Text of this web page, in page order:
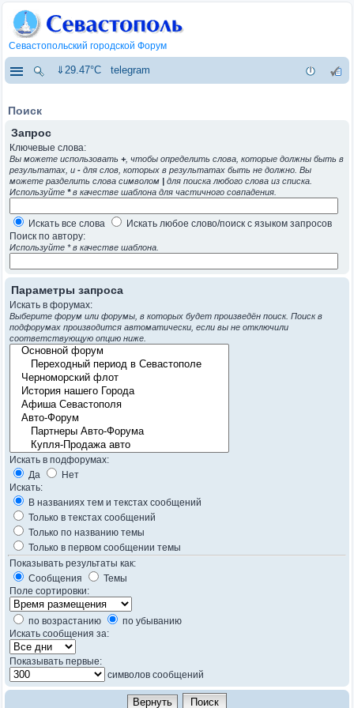
Севастопольский городской Форум
⇓29.47°C telegram
Поиск
Запрос
Ключевые слова:
Вы можете использовать +, чтобы определить слова, которые должны быть в
результатах, и - для слов, которых в результатах быть не должно. Вы
можете разделить слова символом | для поиска любого слова из списка.
Используйте *в качестве шаблона для частичного совпадения.
Искать все слова
Искать любое слово/поиск с языком запросов
Поиск по автору:
Используйте * в качестве шаблона.
Параметры запроса
Искать в форумах:
Выберите форум или форумы, в которых будет произведён поиск. Поиск в
подфорумах производится автоматически, если вы не отключили
соответствующую опцию ниже.
Искать в подфорумах:
Да
Нет
Искать:
В названиях тем и текстах сообщений
Только в текстах сообщений
Только по названию темы
Только в первом сообщении темы
Показывать результаты как:
Сообщения
Темы
Поле сортировки:
по возрастанию
по убыванию
Искать сообщения за:
Показывать первые:
символов сообщений